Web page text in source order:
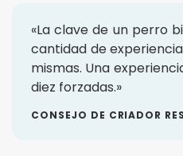
«La clave de un perro
cantidad de
mismas. Una
diez forzadas.»
CONSEJO DE CRIADOR